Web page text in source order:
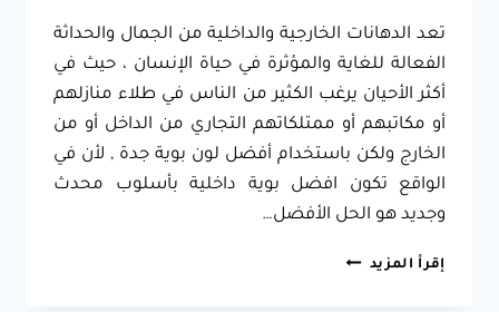
تعد الدهانات الخارجية والداخلية من الجمال والحداثة
الفعالة للغاية والمؤثرة في حياة الإنسان ، حيث في
أكثر الأحيان يرغب الكثير من الناس في طلاء منازلهم
أو مكاتبهم أو ممتلكاتهم التجاري من الداخل أو من
الخارج ولكن باستخدام أفضل لون بوية جدة , لأن في
الواقع تكون افضل بوية داخلية بأسلوب محدث
وجديد هو الحل الأفضل…
إقرأ المزيد رشة